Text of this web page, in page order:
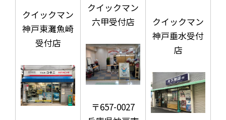
クイックマン
神戸東灘魚崎
受付店
クイックマン
六甲受付店
〒657-0027
クイックマン
神戸垂水受付
店